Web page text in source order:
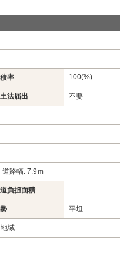
率 100(%)
法届出 不要
路幅: 7.9ｍ
負担面積 -
平坦
域